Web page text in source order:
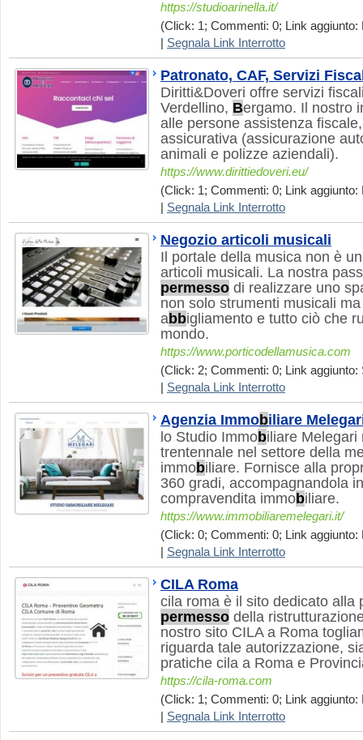
https://studioarinella.it/
(Click: 1; Commenti: 0; Link aggiunto:
Segnala Link Interrotto
Patronato, CAF, Servizi
Diritti&Doveri offre servizi
Verdellino, Bergamo. Il nostro
alle persone assistenza
assicurativa (assicurazione
animali e polizze aziendali).
https://www.dirittiedoveri.eu/
(Click: 1; Commenti: 0; Link aggiunto:
Segnala Link Interrotto
Negozio articoli musicali
Il portale della musica non è
articoli musicali. La nostra
permesso di realizzare uno
non solo strumenti musicali
abbigliamento e tutto ciò che
mondo.
https://www.porticodellamusica.com
(Click: 2; Commenti: 0; Link aggiunto:
Segnala Link Interrotto
Agenzia Immobiliare
lo Studio Immobiliare Melegari
trentennale nel settore della
immobiliare. Fornisce alla
360 gradi, accompagnandola
compravendita immobiliare.
https://www.immobiliaremelegari.it/
(Click: 0; Commenti: 0; Link aggiunto:
Segnala Link Interrotto
CILA Roma
cila roma è il sito dedicato alla
permesso della
nostro sito CILA a Roma
riguarda tale autorizzazione,
pratiche cila a Roma e
https://cila-roma.com
(Click: 1; Commenti: 0; Link aggiunto:
Segnala Link Interrotto